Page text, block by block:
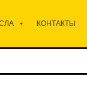
КОНТАКТЫ